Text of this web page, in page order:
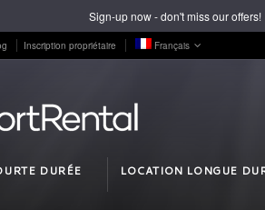
Inscription propriétaire Français
DURÉE LOCATION LONGUE
Sign-up now - don't miss our offers!